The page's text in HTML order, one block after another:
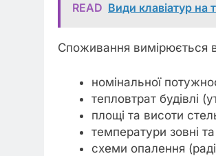
READ Види клавіатур на
Споживання вимірюється
номінальної
тепловтрат будівлі
площі та висоти
температури зовні
схеми опалення